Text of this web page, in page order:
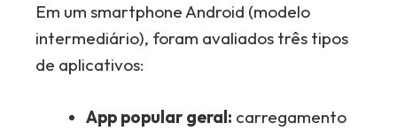
Em um smartphone Android (modelo
intermediário), foram avaliados três tipos
de aplicativos:
App popular geral: carregamento